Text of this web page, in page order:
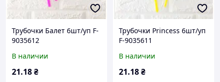
Трубочки Балет 6шт/уп F-
9035612
В наличии
21.18₴
Трубочки Princess 6шт/уп
F-9035611
В наличии
21.18₴